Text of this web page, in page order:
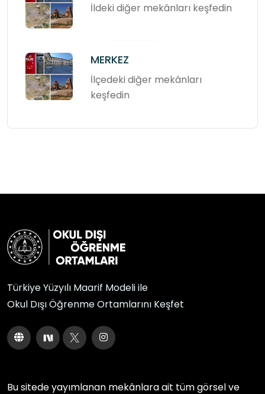
İldeki diğer mekânları keşfedin
MERKEZ
İlçedeki diğer mekânları
keşfedin
Türkiye Yüzyılı Maarif Modeli ile
Okul Dışı Öğrenme Ortamlarını Keşfet
Bu sitede yayımlanan mekânlara ait tüm görsel ve